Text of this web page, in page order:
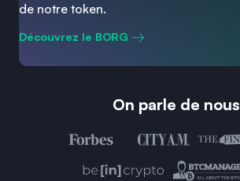
de notre token.
Découvrez le BORG
On parle de nous